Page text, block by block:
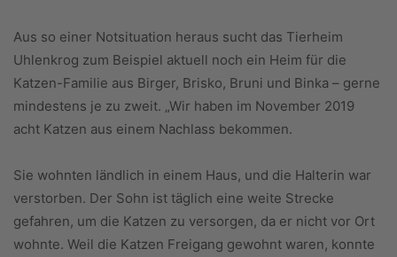
Aus so einer Notsituation heraus sucht das Tierheim
Uhlenkrog zum Beispiel aktuell noch ein Heim für die
Katzen-Familie aus Birger, Brisko, Bruni und Binka – gerne
mindestens je zu zweit. „Wir haben im November 2019
acht Katzen aus einem Nachlass bekommen.
Sie wohnten ländlich in einem Haus, und die Halterin war
verstorben. Der Sohn ist täglich eine weite Strecke
gefahren, um die Katzen zu versorgen, da er nicht vor Ort
wohnte. Weil die Katzen Freigang gewohnt waren, konnte